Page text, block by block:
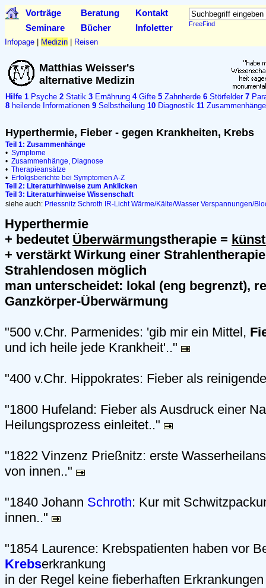
Vorträge Beratung Kontakt
FreeFind
Seminare Bücher Infoletter
Infopage Medizin Reisen
Matthias Weisser's
alternative Medizin
Hilfe 1 Psyche 2 Statik 3 Ernährung 4Gifte 5 Zahnherde 6 Störfelder 7
8 heilende Informationen 9 Selbstheilung 10 Diagnostik 11 Zusammenhänge
Hyperthermie, Fieber - gegen Krankheiten, Krebs
Teil 1: Zusammenhänge
• Symptome
• Zusammenhänge, Diagnose
• Therapieansätze
• Erfolgsberichte bei Symptomen A-Z
Teil 2: Literaturhinweise zum Anklicken
Teil 3: Literaturhinweise Wissenschaft
siehe auch: Priessnitz Schroth IR-Licht Wärme/Kälte/Wasser Verspannungen/
Hyperthermie
+ bedeutet Überwärmungstherapie =
+ verstärkt Wirkung einer
Strahlendosen möglich
man unterscheidet: lokal (eng begrenzt),
Ganzkörper-Überwärmung
"500 v.Chr. Parmenides: 'gib mir ein Mittel,
und ich heile jede Krankheit'.."
"400 v.Chr. Hippokrates: Fieber als
"1800 Hufeland: Fieber als Ausdruck einer
Heilungsprozess einleitet.."
"1822 Vinzenz Prießnitz: erste
von innen.."
"1840 Johann Schroth: Kur mit
innen.."
"1854 Laurence: Krebspatienten haben vor
Krebserkrankung
in der Regel keine fieberhaften